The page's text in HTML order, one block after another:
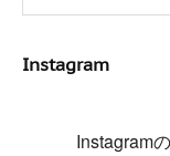
Instagram
Instagram